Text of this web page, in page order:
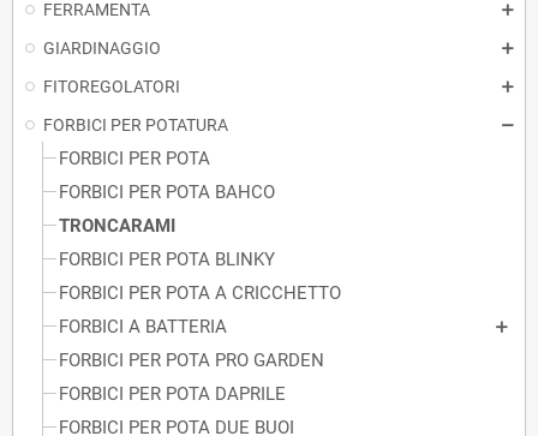
FERRAMENTA
GIARDINAGGIO
FITOREGOLATORI
FORBICI PER POTATURA
FORBICI PER POTA
FORBICI PER POTA BAHCO
TRONCARAMI
FORBICI PER POTA BLINKY
FORBICI PER POTA A CRICCHETTO
FORBICI A BATTERIA
FORBICI PER POTA PRO GARDEN
FORBICI PER POTA DAPRILE
FORBICI PER POTA DUE BUOI